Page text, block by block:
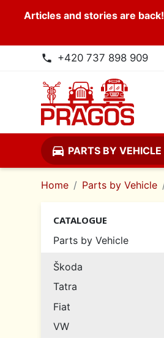
Articles and stories are back!
phone +420 737 898 909
directions_car PARTS BY VEHICLE
Home Parts by Vehicle
CATALOGUE
Parts by Vehicle
Škoda
Tatra
Fiat
VW